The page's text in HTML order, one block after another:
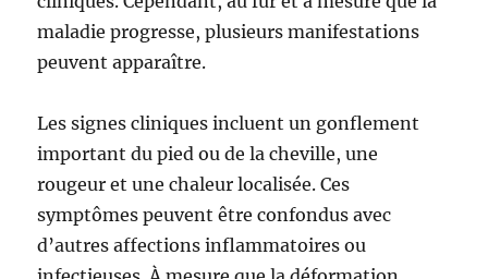
maladie progresse, plusieurs manifestations
peuvent apparaître.
Les signes cliniques incluent un gonflement
important du pied ou de la cheville, une
rougeur et une chaleur localisée. Ces
symptômes peuvent être confondus avec
d’autres affections inflammatoires ou